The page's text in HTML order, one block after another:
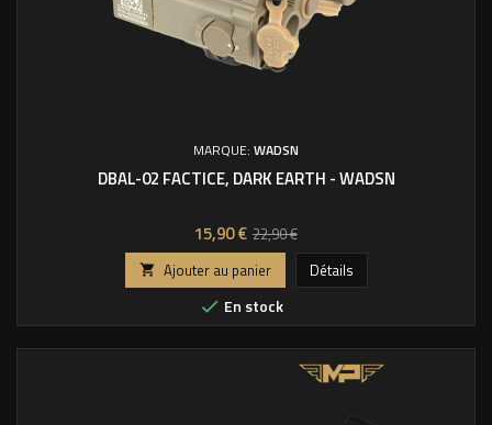
MARQUE: WADSN
DBAL-02 FACTICE, DARK EARTH - WADSN
Prix
15,90 € Prix
de
base
22,90 €
 Ajouter au panier
Détails
 En stock